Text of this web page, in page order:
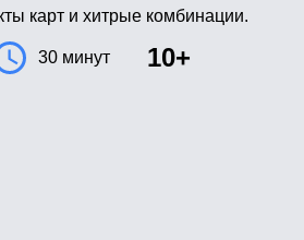
карт и хитрые комбинации.
30 минут 10+